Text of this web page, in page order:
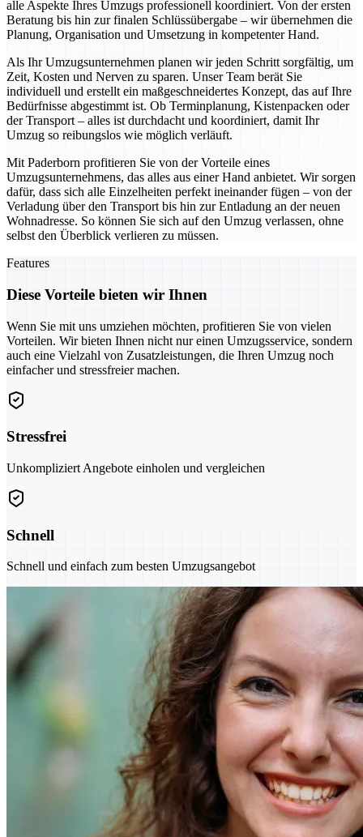
alle Aspekte Ihres Umzugs professionell koordiniert. Von der ersten
Beratung bis hin zur finalen Schlüssübergabe – wir übernehmen die
Planung, Organisation und Umsetzung in kompetenter Hand.
Als Ihr Umzugsunternehmen planen wir jeden Schritt sorgfältig, um
Zeit, Kosten und Nerven zu sparen. Unser Team berät Sie
individuell und erstellt ein maßgeschneidertes Konzept, das auf Ihre
Bedürfnisse abgestimmt ist. Ob Terminplanung, Kistenpacken oder
der Transport – alles ist durchdacht und koordiniert, damit Ihr
Umzug so reibungslos wie möglich verläuft.
Mit Paderborn profitieren Sie von der Vorteile eines
Umzugsunternehmens, das alles aus einer Hand anbietet. Wir sorgen
dafür, dass sich alle Einzelheiten perfekt ineinander fügen – von der
Verladung über den Transport bis hin zur Entladung an der neuen
Wohnadresse. So können Sie sich auf den Umzug verlassen, ohne
selbst den Überblick verlieren zu müssen.
Features
Diese Vorteile bieten wir Ihnen
Wenn Sie mit uns umziehen möchten, profitieren Sie von vielen
Vorteilen. Wir bieten Ihnen nicht nur einen Umzugsservice, sondern
auch eine Vielzahl von Zusatzleistungen, die Ihren Umzug noch
einfacher und stressfreier machen.
Stressfrei
Unkompliziert Angebote einholen und vergleichen
Schnell
Schnell und einfach zum besten Umzugsangebot